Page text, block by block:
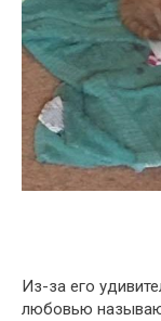
Из-за его
любовью